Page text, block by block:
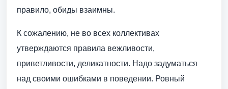
правило, обиды взаимны.
К сожалению, не во всех коллективах
утверждаются правила вежливости,
приветливости, деликатности. Надо задуматься
над своими ошибками в поведении. Ровный